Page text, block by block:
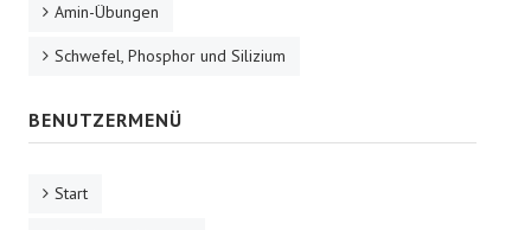
Amin-Übungen
Schwefel, Phosphor und Silizium
BENUTZERMENÜ
Start